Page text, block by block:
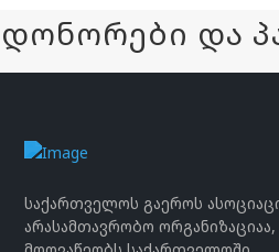
დონორები და
საქართველოს გაეროს
არასამთავრობო